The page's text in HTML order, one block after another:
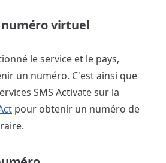
virtuel
le service et le pays,
un numéro. C'est ainsi que
SMS Activate sur la
pour obtenir un numéro de